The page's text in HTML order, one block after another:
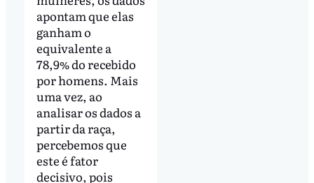
apontam que elas
ganham o
equivalente a
78,9% do recebido
por homens. Mais
uma vez, ao
analisar os dados a
partir da raça,
percebemos que
este é fator
decisivo, pois